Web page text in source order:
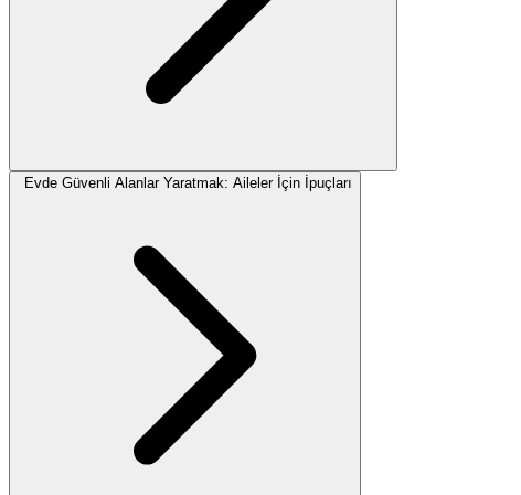
Evde Güvenli Alanlar Yaratmak: Aileler İçin İpuçları